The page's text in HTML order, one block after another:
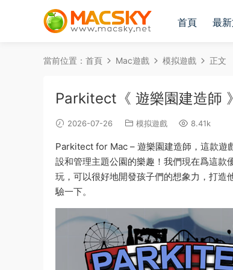
首頁 最
當前位置： 首頁 Mac遊戲 模拟遊戲 正文
Parkitect《 遊樂園建造師
2026-07-26 模拟遊戲 8.41k
Parkitect for Mac – 遊樂園建造師，這款遊
設和管理主題公園的樂趣！我們現在爲這款
玩，可以很好地開發孩子們的想象力，打造
驗一下。